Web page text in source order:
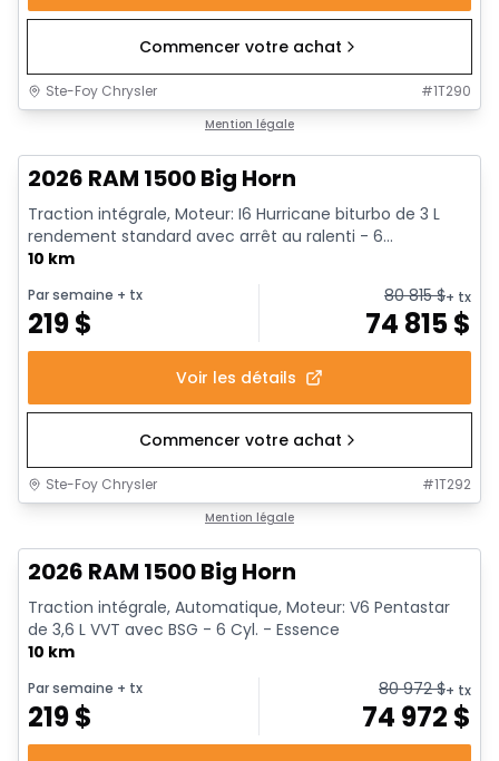
Commencer votre achat
Ste-Foy Chrysler #1T290
Mention légale
2026 RAM 1500 Big Horn
Traction intégrale, Moteur: I6 Hurricane biturbo de 3 L
rendement standard avec arrêt au ralenti - 6...
10 km
Par semaine + tx
219$
80 815$+ tx
74 815$
Voir les détails
Commencer votre achat
Ste-Foy Chrysler #1T292
Mention légale
2026 RAM 1500 Big Horn
Traction intégrale, Automatique, Moteur: V6 Pentastar
de 3,6 L VVT avec BSG - 6 Cyl. - Essence
10 km
Par semaine + tx
219$
80 972$+ tx
74 972 $